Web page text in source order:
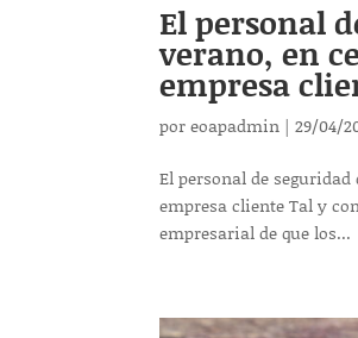
El personal
verano, en
empresa
poreoapadmin |29/04/
El personal de
empresa cliente Tal y
empresarial de que los...